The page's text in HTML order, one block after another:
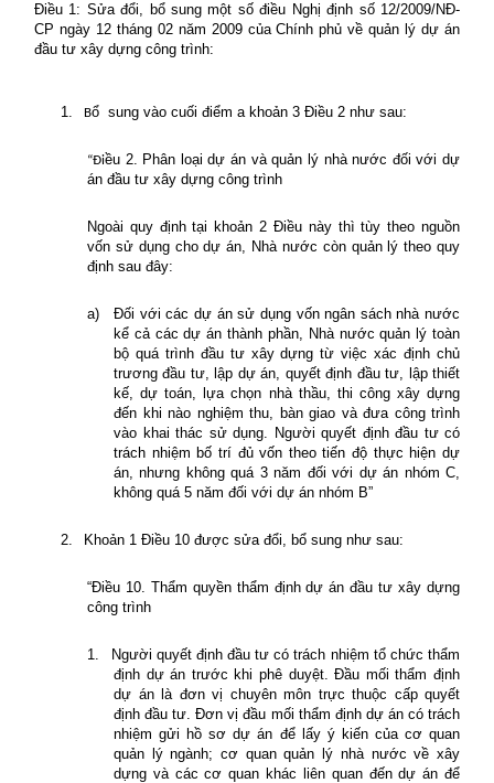
Điều 1: Sửa đổi, bổ sung một số điều Nghị định số 12/2009/NĐ-
CP ngày 12 tháng 02 năm 2009 của Chính phủ về quản lý dự án
đầu tư xây dựng công trình:
1. Bổ sung vào cuối điểm a khoản 3 Điều 2 như sau:
“Điều 2. Phân loại dự án và quản lý nhà nước đối với dự
án đầu tư xây dựng công trình
Ngoài quy định tại khoản 2 Điều này thì tùy theo nguồn
vốn sử dụng cho dự án, Nhà nước còn quản lý theo quy
định sau đây:
a)
Đối với các dự án sử dụng vốn ngân sách nhà nước
kể cả các dự án thành phần, Nhà nước quản lý toàn
bộ quá trình đầu tư xây dựng từ việc xác định chủ
trương đầu tư, lập dự án, quyết định đầu tư, lập thiết
kế, dự toán, lựa chọn nhà thầu, thi công xây dựng
đến khi nào nghiệm thu, bàn giao và đưa công trình
vào khai thác sử dụng. Người quyết định đầu tư có
trách nhiệm bố trí đủ vốn theo tiến độ thực hiện dự
án, nhưng không quá 3 năm đối với dự án nhóm C,
không quá 5 năm đối với dự án nhóm B”
2. Khoản 1 Điều 10 được sửa đổi, bổ sung như sau:
“Điều 10. Thẩm quyền thẩm định dự án đầu tư xây dựng
công trình
1.
Người quyết định đầu tư có trách nhiệm tổ chức thẩm
định dự án trước khi phê duyệt. Đầu mối thẩm định
dự án là đơn vị chuyên môn trực thuộc cấp quyết
định đầu tư. Đơn vị đầu mối thẩm định dự án có trách
nhiệm gửi hồ sơ dự án để lấy ý kiến của cơ quan
quản lý ngành; cơ quan quản lý nhà nước về xây
dựng và các cơ quan khác liên quan đến dự án để